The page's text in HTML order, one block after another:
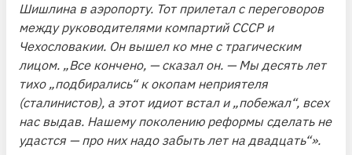
Шишлина в аэропорту. Тот прилетал с переговоров
между руководителями компартий СССР и
Чехословакии. Он вышел ко мне с трагическим
лицом. „Все кончено, — сказал он. — Мы десять лет
тихо „подбирались“ к окопам неприятеля
(сталинистов), а этот идиот встал и „побежал“, всех
нас выдав. Нашему поколению реформы сделать не
удастся — про них надо забыть лет на двадцать“».